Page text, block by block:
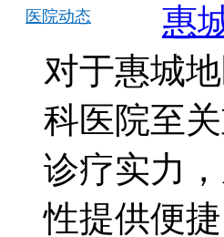
医院动态
惠
对于惠城
科医院至
诊疗实力
性提供便